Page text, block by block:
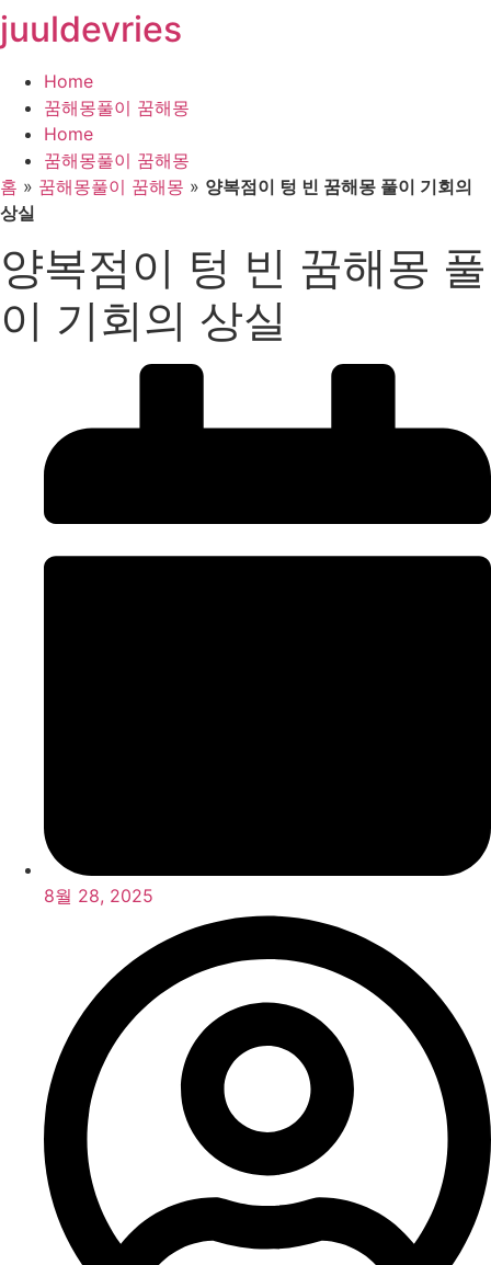
콘
텐
뛰
기
juuldevries
Home
꿈해몽풀이 꿈해몽
Home
꿈해몽풀이 꿈해몽
홈 » 꿈해몽풀이 꿈해몽 » 양복점이 텅 빈 꿈해몽 풀이 기회의
상실
양복점이 텅 빈 꿈해몽 풀
이 기회의 상실
8월 28, 2025